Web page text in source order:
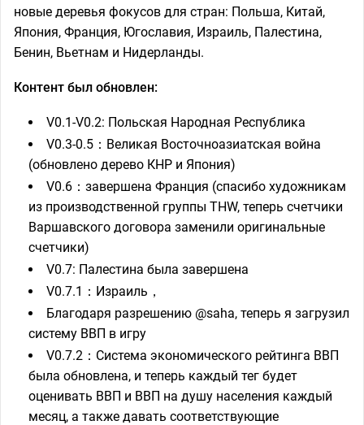
новые деревья фокусов для стран: Польша, Китай,
Япония, Франция, Югославия, Израиль, Палестина,
Бенин, Вьетнам и Нидерланды.
Контент был обновлен:
V0.1-V0.2: Польская Народная Республика
V0.3-0.5：Великая Восточноазиатская война
(обновлено дерево КНР и Япония)
V0.6：завершена Франция (спасибо художникам
из производственной группы THW, теперь счетчики
Варшавского договора заменили оригинальные
счетчики)
V0.7: Палестина была завершена
V0.7.1：Израиль，
Благодаря разрешению @saha, теперь я загрузил
систему ВВП в игру
V0.7.2：Система экономического рейтинга ВВП
была обновлена, и теперь каждый тег будет
оценивать ВВП и ВВП на душу населения каждый
месяц, а также давать соответствующие